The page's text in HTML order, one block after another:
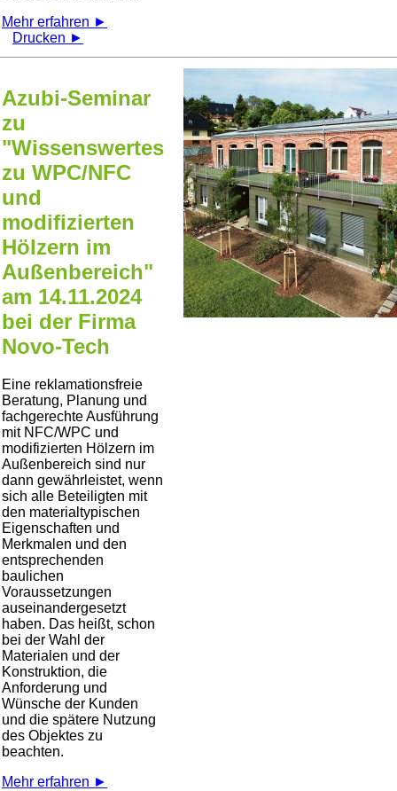
Mehr erfahren ►
Drucken ►
Azubi-Seminar
zu
"Wissenswertes
zu WPC/NFC
und
modifizierten
Hölzern im
Außenbereich"
am 14.11.2024
bei der Firma
Novo-Tech
Eine reklamationsfreie
Beratung, Planung und
fachgerechte Ausführung
mit NFC/WPC und
modifizierten Hölzern im
Außenbereich sind nur
dann gewährleistet, wenn
sich alle Beteiligten mit
den materialtypischen
Eigenschaften und
Merkmalen und den
entsprechenden
baulichen
Voraussetzungen
auseinandergesetzt
haben. Das heißt, schon
bei der Wahl der
Materialen und der
Konstruktion, die
Anforderung und
Wünsche der Kunden
und die spätere Nutzung
des Objektes zu
beachten.
Mehr erfahren ►